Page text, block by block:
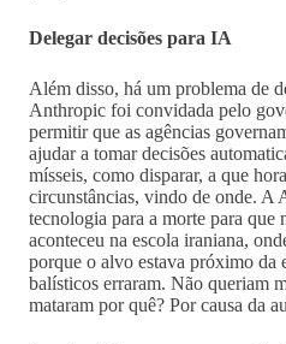
Delegar decisões para IA
Além disso, há um problema de
Anthropic foi convidada pelo
permitir que as agências
ajudar a tomar decisões
mísseis, como disparar, a que
circunstâncias, vindo de onde. A
tecnologia para a morte para que
aconteceu na escola iraniana,
porque o alvo estava próximo da
balísticos erraram. Não queriam
mataram por quê? Por causa da